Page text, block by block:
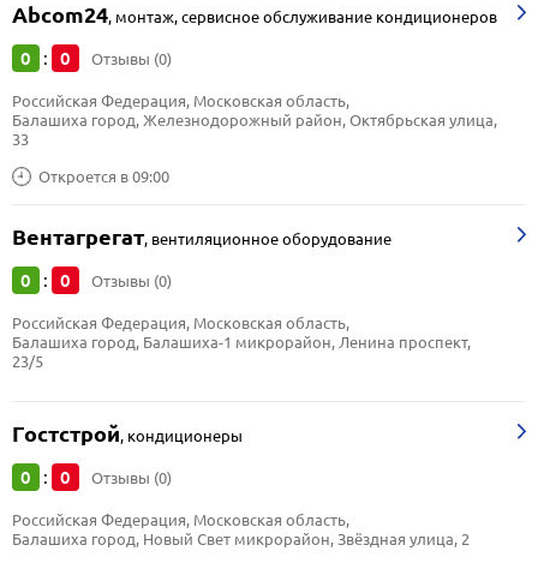
Аbcom24, монтаж, сервисное обслуживание кондиционеров
0 : 0 Отзывы (0)
Откроется в 09:00
Российская Федерация, Московская область,
Балашиха город, Железнодорожный район, Октябрьская улица,
33
Вентагрегат, вентиляционное оборудование
0 : 0 Отзывы (0)
Российская Федерация, Московская область,
Балашиха город, Балашиха-1 микрорайон, Ленина проспект,
23/5
Гостстрой, кондиционеры
0 : 0 Отзывы (0)
Российская Федерация, Московская область,
Балашиха город, Новый Свет микрорайон, Звёздная улица, 2